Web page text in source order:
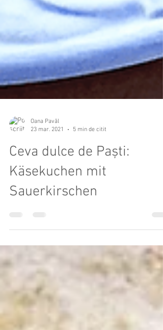
23 mar. 2021
5 min de citit
Ceva dulce de Paști:
Käsekuchen mit